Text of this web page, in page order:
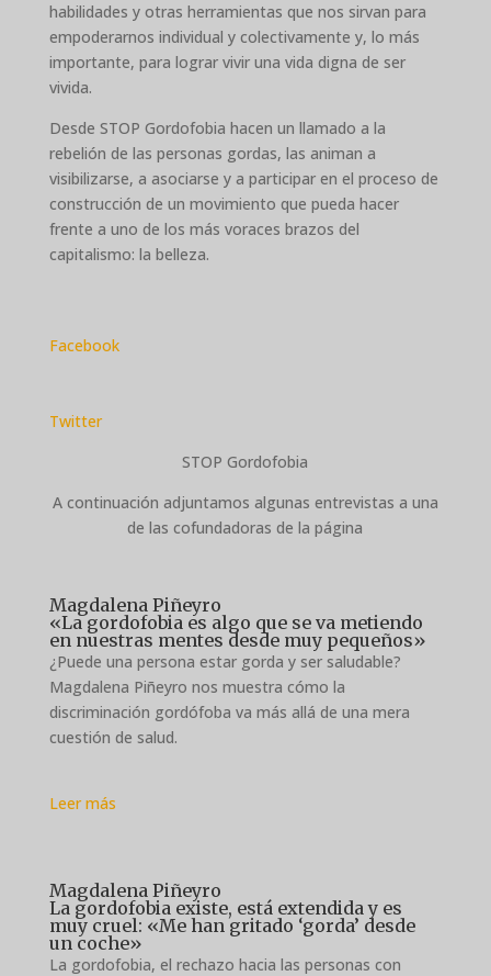
habilidades y otras herramientas que nos sirvan para
empoderarnos individual y colectivamente y, lo más
importante, para lograr vivir una vida digna de ser
vivida.
Desde STOP Gordofobia hacen un llamado a la
rebelión de las personas gordas, las animan a
visibilizarse, a asociarse y a participar en el proceso de
construcción de un movimiento que pueda hacer
frente a uno de los más voraces brazos del
capitalismo: la belleza.
Facebook
Twitter
STOP Gordofobia
A continuación adjuntamos algunas entrevistas a una
de las cofundadoras de la página
Magdalena Piñeyro
«La gordofobia es algo que se va metiendo
en nuestras mentes desde muy pequeños»
¿Puede una persona estar gorda y ser saludable?
Magdalena Piñeyro nos muestra cómo la
discriminación gordófoba va más allá de una mera
cuestión de salud.
Leer más
Magdalena Piñeyro
La gordofobia existe, está extendida y es
muy cruel: «Me han gritado ‘gorda’ desde
un coche»
La gordofobia, el rechazo hacia las personas con